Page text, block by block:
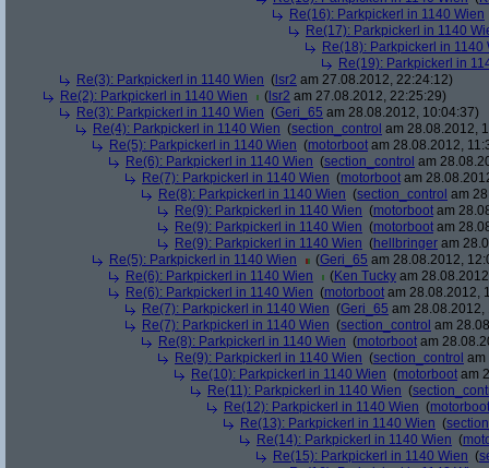
Re(16): Parkpickerl in 1140 Wien
Re(17): Parkpickerl in 1140
Re(18): Parkpickerl in 1140
Re(19): Parkpickerl in
Re(3): Parkpickerl in 1140 Wien ( lsr2 am 27.08.2012, 22:24:12)
Re(2): Parkpickerl in 1140 Wien
( lsr2 am 27.08.2012, 22:25:29)
Re(3): Parkpickerl in 1140 Wien (Geri_65 am 28.08.2012, 10:04:37)
Re(4): Parkpickerl in 1140 Wien (section_control am 28.08.2012,
Re(5): Parkpickerl in 1140 Wien (motorboot am 28.08.2012,
Re(6): Parkpickerl in 1140 Wien (section_control am
Re(7): Parkpickerl in 1140 Wien (motorboot am
Re(8): Parkpickerl in 1140 Wien (section_control am
Re(9): Parkpickerl in 1140 Wien (motorboot am
Re(9): Parkpickerl in 1140 Wien (motorboot am
Re(9): Parkpickerl in 1140 Wien (hellbringer am
Re(5): Parkpickerl in 1140 Wien
(Geri_65 am 28.08.2012,
Re(6): Parkpickerl in 1140 Wien
(Ken Tucky am
Re(6): Parkpickerl in 1140 Wien (motorboot am 28.08.2012,
Re(7): Parkpickerl in 1140 Wien (Geri_65 am 28.08.2012,
Re(7): Parkpickerl in 1140 Wien (section_control am
Re(8): Parkpickerl in 1140 Wien (motorboot am
Re(9): Parkpickerl in 1140 Wien (section_control am
Re(10): Parkpickerl in 1140 Wien (motorboot am
Re(11): Parkpickerl in 1140 Wien (
Re(12): Parkpickerl in 1140 Wien (motorboot
Re(13): Parkpickerl in 1140 Wien (
Re(14): Parkpickerl in 1140 Wien (
Re(15): Parkpickerl in 1140 Wien (